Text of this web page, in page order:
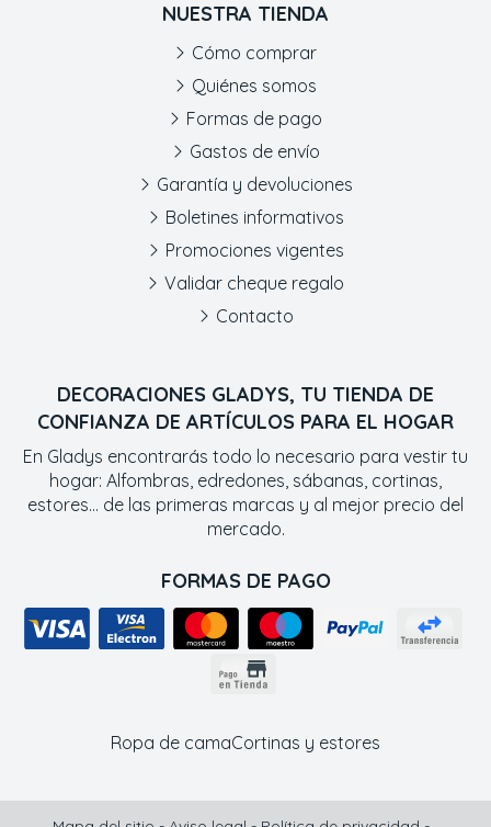
DECORACIONES GLADYS, TU TIENDA DE
CONFIANZA DE ARTÍCULOS PARA EL HOGAR
En Gladys encontrarás todo lo necesario para vestir tu
hogar: Alfombras, edredones, sábanas, cortinas,
estores... de las primeras marcas y al mejor precio del
mercado.
FORMAS DE PAGO
NUESTRA TIENDA
Cómo comprar
Quiénes somos
Formas de pago
Gastos de envío
Garantía y devoluciones
Boletines informativos
Promociones vigentes
Validar cheque regalo
Contacto
Ropa de camaCortinas y estores